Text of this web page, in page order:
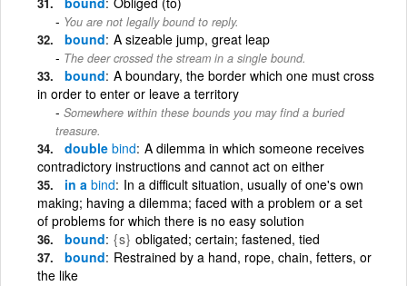
You are not legally bound to reply.
bound A sizeable jump, great leap
The deer crossed the stream in a single bound.
bound A boundary, the border which one must cross
in order to enter or leave a territory
Somewhere within these bounds you may find a buried
treasure.
double bind A dilemma in which someone receives
contradictory instructions and cannot act on either
in a bind In a difficult situation, usually of one's own
making; having a dilemma; faced with a problem or a set
of problems for which there is no easy solution
bound {s} obligated; certain; fastened, tied
bound Restrained by a hand, rope, chain, fetters, or
the like